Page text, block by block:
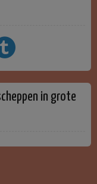
in grote